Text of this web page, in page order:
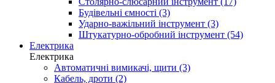
Будівельні ємності (3)
Ударно-важільний інструмент (3)
Штукатурно-обробний інструмент (54)
Електрика
Електрика
Автоматичні вимикачі, щити (3)
Кабель, дроти (2)